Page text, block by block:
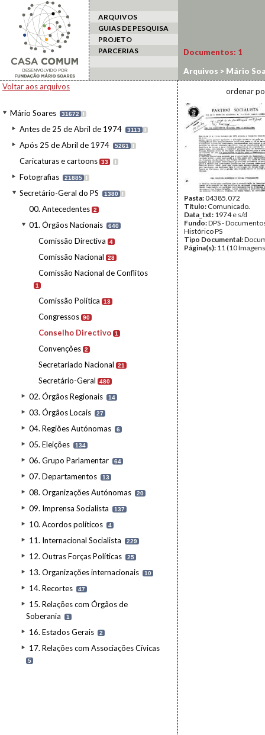
ARQUIVOS
GUIAS DE PESQUISA
PROJETO
PARCERIAS
Voltar aos arquivos
Mário Soares 31672 I
Antes de 25 de Abril de 1974 3113 I
Após 25 de Abril de 1974 5261 I
Caricaturas e cartoons 33 I
Fotografias 21885 I
Secretário-Geral do PS 1380 I
00. Antecedentes 2
01. Órgãos Nacionais 640
Comissão Directiva 4
Comissão Nacional 28
Comissão Nacional de Conflitos
1
Comissão Política 13
Congressos 90
Conselho Directivo 1
Convenções 2
Secretariado Nacional 21
Secretário-Geral 480
02. Órgãos Regionais 14
03. Órgãos Locais 27
04. Regiões Autónomas 6
05. Eleições 134
06. Grupo Parlamentar 64
07. Departamentos 13
08. Organizações Autónomas 20
09. Imprensa Socialista 137
10. Acordos políticos 4
11. Internacional Socialista 229
12. Outras Forças Políticas 25
13. Organizações internacionais 10
14. Recortes 47
15. Relações com Órgãos de
Soberania
1
16. Estados Gerais 2
17. Relações com Associações Cívicas
5
Documentos: 1
Arquivos > Mário
ordenar
Pasta:04385.072
Título: Comunicado.
Data_txt: 1974 e s/d
Fundo:DPS -
Histórico PS
Tipo Documental:
Página(s): 11 (10